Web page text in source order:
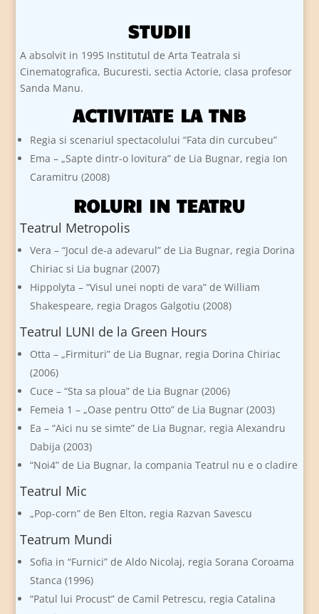
STUDII
A absolvit in 1995 Institutul de Arta Teatrala si
Cinematografica, Bucuresti, sectia Actorie, clasa profesor
Sanda Manu.
ACTIVITATE LA TNB
Regia si scenariul spectacolului “Fata din curcubeu”
Ema – „Sapte dintr-o lovitura” de Lia Bugnar, regia Ion
Caramitru (2008)
ROLURI IN TEATRU
Teatrul Metropolis
Vera – “Jocul de-a adevarul” de Lia Bugnar, regia Dorina
Chiriac si Lia bugnar (2007)
Hippolyta – “Visul unei nopti de vara” de William
Shakespeare, regia Dragos Galgotiu (2008)
Teatrul LUNI de la Green Hours
Otta – „Firmituri” de Lia Bugnar, regia Dorina Chiriac
(2006)
Cuce – “Sta sa ploua” de Lia Bugnar (2006)
Femeia 1 – „Oase pentru Otto” de Lia Bugnar (2003)
Ea – “Aici nu se simte” de Lia Bugnar, regia Alexandru
Dabija (2003)
“Noi4” de Lia Bugnar, la compania Teatrul nu e o cladire
Teatrul Mic
„Pop-corn” de Ben Elton, regia Razvan Savescu
Teatrum Mundi
Sofia in “Furnici” de Aldo Nicolaj, regia Sorana Coroama
Stanca (1996)
“Patul lui Procust” de Camil Petrescu, regia Catalina